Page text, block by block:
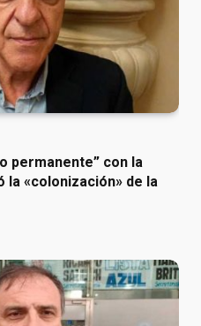
permanente” con la
la «colonización» de la